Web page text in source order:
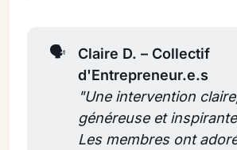
🗣️
Claire D. – Collectif
d'Entrepreneur.e.s
"Une intervention
généreuse et
Les membres ont